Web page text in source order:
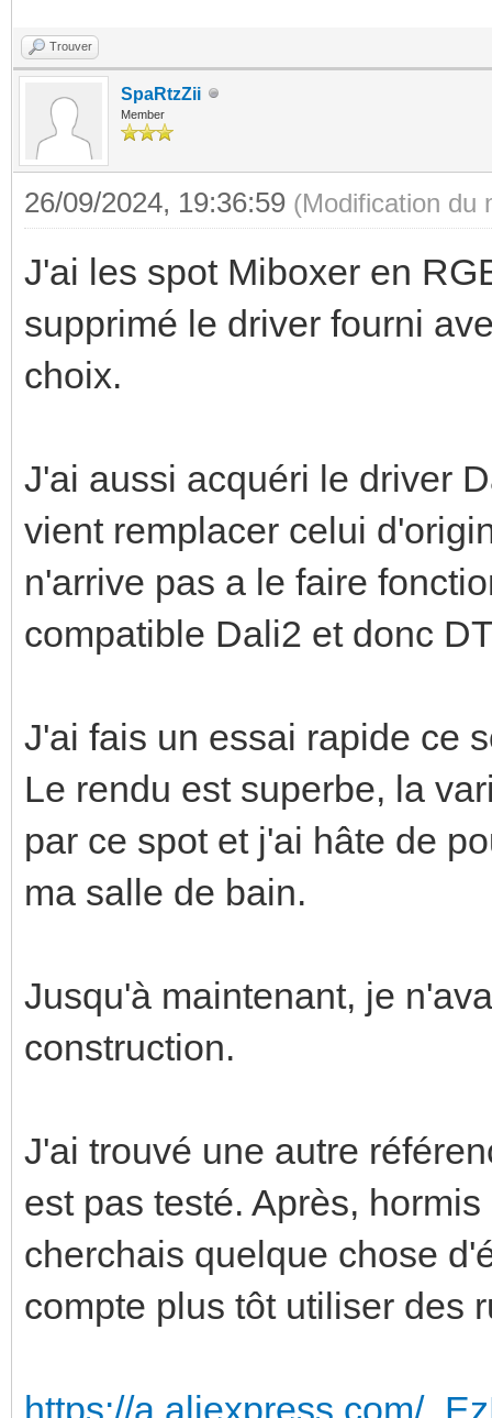
Trouver
SpaRtzZii
Member
26/09/2024, 19:36:59 (Modification du
J'ai les spot Miboxer en
supprimé le driver fourni
choix.
J'ai aussi acquéri le driver
vient remplacer celui
n'arrive pas a le faire
compatible Dali2 et donc
J'ai fais un essai rapide ce
Le rendu est superbe, la
par ce spot et j'ai hâte de
ma salle de bain.
Jusqu'à maintenant, je
construction.
J'ai trouvé une autre
est pas testé. Après,
cherchais quelque chose
compte plus tôt utiliser des
https://a.aliexpress.com/